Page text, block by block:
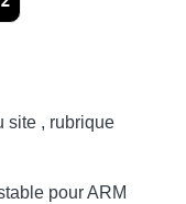
site , rubrique
pour ARM